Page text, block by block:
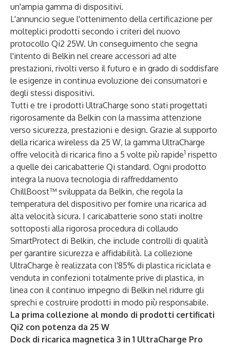
un'ampia gamma di dispositivi.
L'annuncio segue l'ottenimento della certificazione per
molteplici prodotti secondo i criteri del nuovo
protocollo Qi2 25W. Un conseguimento che segna
l'intento di Belkin nel creare accessori ad alte
prestazioni, rivolti verso il futuro e in grado di soddisfare
le esigenze in continua evoluzione dei consumatori e
degli stessi dispositivi.
Tutti e tre i prodotti UltraCharge sono stati progettati
rigorosamente da Belkin con la massima attenzione
verso sicurezza, prestazioni e design. Grazie al supporto
della ricarica wireless da 25 W, la gamma UltraCharge
offre velocità di ricarica fino a 5 volte più rapide1 rispetto
a quelle dei caricabatterie Qi standard. Ogni prodotto
integra la nuova tecnologia di raffreddamento
ChillBoost™ sviluppata da Belkin, che regola la
temperatura del dispositivo per fornire una ricarica ad
alta velocità sicura. I caricabatterie sono stati inoltre
sottoposti alla rigorosa procedura di collaudo
SmartProtect di Belkin, che include controlli di qualità
per garantire sicurezza e affidabilità. La collezione
UltraCharge è realizzata con l'85% di plastica riciclata e
venduta in confezioni totalmente prive di plastica, in
linea con il continuo impegno di Belkin nel ridurre gli
sprechi e costruire prodotti in modo più responsabile.
La prima collezione al mondo di prodotti certificati
Qi2 con potenza da 25 W
Dock di ricarica magnetica 3 in 1 UltraCharge Pro